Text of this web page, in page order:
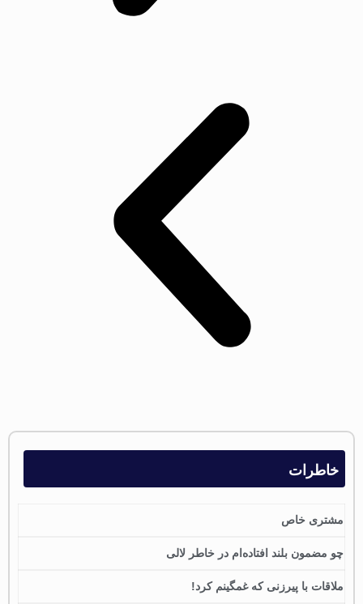
خاطرات
مشتری خاص
چو مضمون بلند افتاده‌ام در خاطر لالی
ملاقات با پیرزنی که غمگینم کرد!